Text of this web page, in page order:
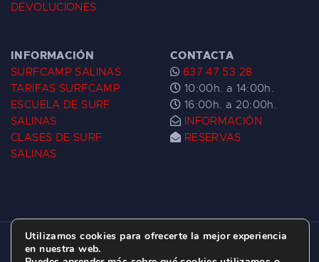
DEVOLUCIONES
INFORMACIÓN
SURFCAMP SALINAS
TARIFAS SURFCAMP
ESCUELA DE SURF
SALINAS
CLASES DE SURF
SALINAS
CONTACTA
637 47 53 28
10:00h. a 14:00h.
16:00h. a 20:00h.
INFORMACIÓN
RESERVAS
ESCUELA DE SURF LAS DUNAS ©
2026.
Utilizamos cookies para ofrecerte la mejor experiencia
en nuestra web.